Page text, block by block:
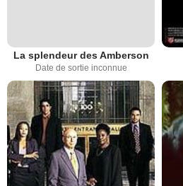
La splendeur des Amberson
Date de sortie inconnue